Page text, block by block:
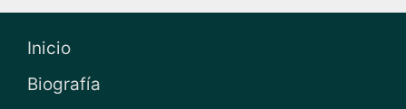
Inicio
Biografía